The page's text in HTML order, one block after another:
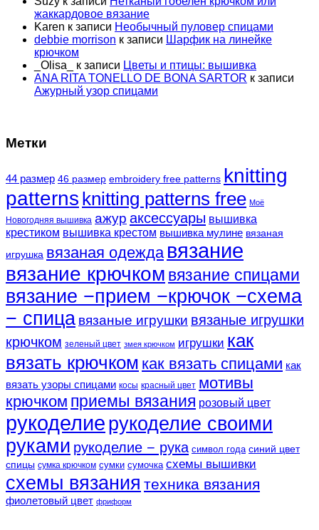
жаккардовое вязание
Karen к записи Необычный пуловер спицами
debbie morrison к записи Шарфик на линейке
крючком
_Olisa_
к записи Цветы и птицы: вышивка
ANA RITA TONELLO DE BONA SARTOR к записи
Ажурный узор спицами
Метки
44 размер 46 размер embroidery free patterns knitting
patterns knitting patterns free Моё
Новогодняя вышивка ажур аксессуары вышивка
крестиком вышивка крестом вышивка мулине вязаная
игрушка вязаная одежда вязание
вязание крючком вязание спицами
вязание −прием −крючок −схема
− спица вязаные игрушки вязаные игрушки
крючком зеленый цвет змея крючком игрушки как
вязать крючком как вязать спицами как
вязать узоры спицами косы красный цвет мотивы
крючком приемы вязания розовый цвет
рукоделие рукоделие своими
руками рукоделие − рука символ года синий цвет
спицы сумка крючком сумки сумочка схемы вышивки
схемы вязания техника вязания
фиолетовый цвет фриформ